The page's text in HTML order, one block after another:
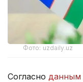
Фото: uzdaily.uz
Согласно данным